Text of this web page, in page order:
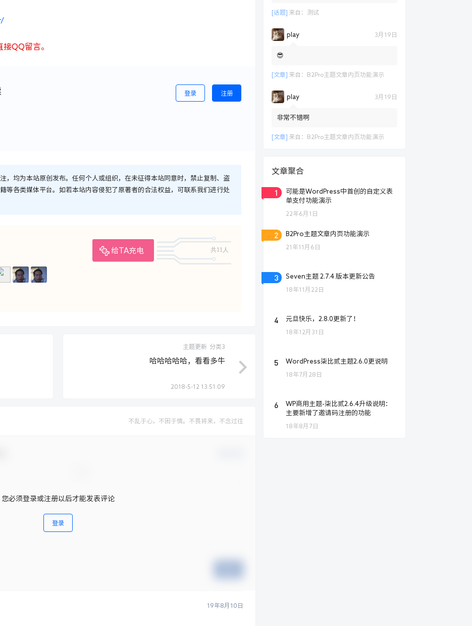
QQ留言。
登录 注册
，均为本站原创发布。任何个人或组织，在未征得本站同意时，禁止复制、盗
等各类媒体平台。如若本站内容侵犯了原著者的合法权益，可联系我们进行处
给TA充电 共11人
主题更新 分类3
哈哈哈哈哈，看看多牛
2018-5-12 13:51:09
不乱于心，不困于情。不畏将来，不念过往
您必须登录或注册以后才能发表评论
登录
19年8月10日
[话题] 来自： 测试
play 3月19日
😎
[文章] 来自： B2Pro主题文章内页功能演示
play 3月19日
非常不错啊
[文章] 来自： B2Pro主题文章内页功能演示
文章聚合
1
可能是WordPress中首创的自定义表
单支付功能演示
22年6月1日
2 B2Pro主题文章内页功能演示
21年11月6日
3 Seven主题 2.7.4 版本更新公告
18年11月22日
4 元旦快乐，2.8.0更新了！
18年12月31日
5 WordPress柒比贰主题2.6.0更说明
18年7月28日
6
WP商用主题-柒比贰2.6.4升级说明：
主要新增了邀请码注册的功能
18年8月7日